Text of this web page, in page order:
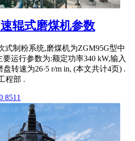
辊式磨煤机参数
式制粉系统,磨煤机为ZGM95G型中
运行参数为:额定功率340 kW,输入
盘转速为26·5 r/m in, (本文共计4页) .
程部 .
8511